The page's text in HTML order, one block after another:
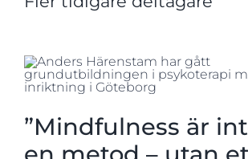
”Mindfulness är